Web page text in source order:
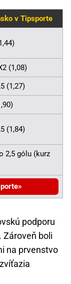
v Tipsporte
(1,08)
(1,27)
(1,84)
2,5 gólu (kurz
podporu
Zároveň boli
na prvenstvo